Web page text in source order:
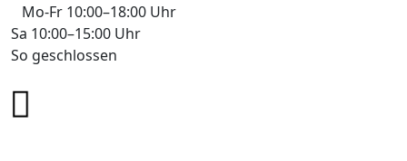
Mo-Fr 10:00–18:00 Uhr
Sa 10:00–15:00 Uhr
So geschlossen